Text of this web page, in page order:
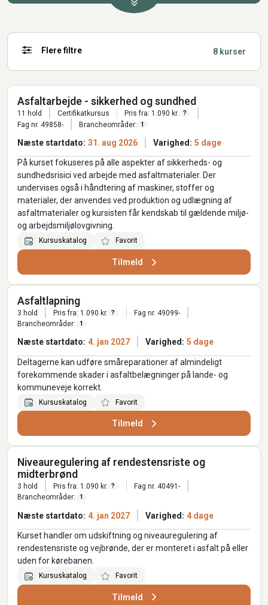
Flere filtre 8 kurser
Asfaltarbejde - sikkerhed og sundhed
11 hold Certifikatkursus Pris fra: 1.090 kr. ?
Fag nr. 49858- Brancheområder: 1
Næste startdato: 31. aug 2026 Varighed: 5 dage
På kurset fokuseres på alle aspekter af sikkerheds- og
sundhedsrisici ved arbejde med asfaltmaterialer. Der
undervises også i håndtering af maskiner, stoffer og
materialer, der anvendes ved produktion og udlægning af
asfaltmaterialer og kursisten får kendskab til gældende miljø-
og arbejdsmiljølovgivning.
Kursuskatalog Favorit
Tilmeld
Asfaltlapning
3 hold Pris fra: 1.090 kr. ?
Fag nr. 49099-
Brancheområder:
1
Næste startdato: 4. jan 2027 Varighed: 5 dage
Deltagerne kan udføre småreparationer af almindeligt
forekommende skader i asfaltbelægninger på lande- og
kommuneveje korrekt.
Kursuskatalog Favorit
Tilmeld
Niveauregulering af rendestensriste og
midterbrønd
3 hold Pris fra: 1.090 kr. ?
Fag nr. 40491-
Brancheområder:
1
Næste startdato: 4. jan 2027 Varighed: 4 dage
Kurset handler om udskiftning og niveauregulering af
rendestensriste og vejbrønde, der er monteret i asfalt på eller
uden for kørebanen.
Kursuskatalog Favorit
Tilmeld